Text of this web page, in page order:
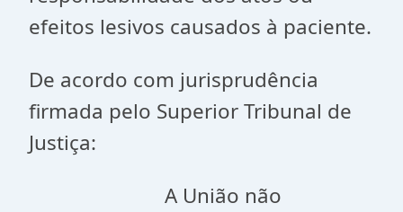
efeitos lesivos causados à paciente.
De acordo com jurisprudência
firmada pelo Superior Tribunal de
Justiça:
A União não